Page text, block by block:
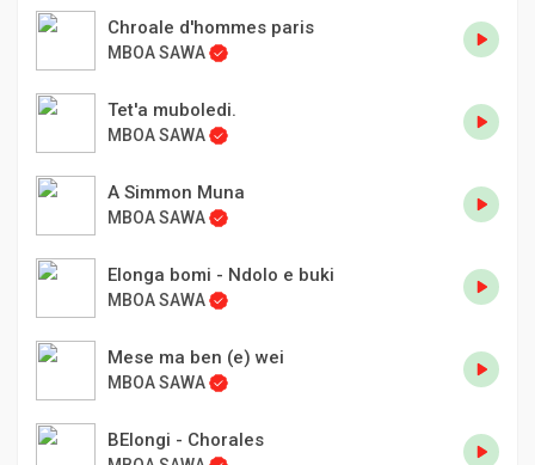
Chroale d'hommes paris
MBOA SAWA
Tet'a muboledi.
MBOA SAWA
A Simmon Muna
MBOA SAWA
Elonga bomi - Ndolo e buki
MBOA SAWA
Mese ma ben (e) wei
MBOA SAWA
BElongi - Chorales